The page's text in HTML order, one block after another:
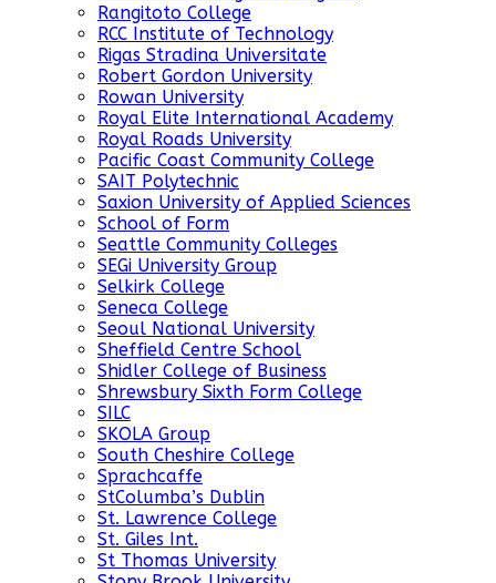
Rangitoto College
RCC Institute of Technology
Rigas Stradina Universitate
Robert Gordon University
Rowan University
Royal Elite International Academy
Royal Roads University
Pacific Coast Community College
SAIT Polytechnic
Saxion University of Applied Sciences
School of Form
Seattle Community Colleges
SEGi University Group
Selkirk College
Seneca College
Seoul National University
Sheffield Centre School
Shidler College of Business
Shrewsbury Sixth Form College
SILC
SKOLA Group
South Cheshire College
Sprachcaffe
StColumba’s Dublin
St. Lawrence College
St. Giles Int.
St Thomas University